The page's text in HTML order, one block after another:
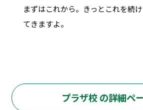
まずはこれから。きっとこれを続
てきますよ。
プラザ校 の詳細ペ